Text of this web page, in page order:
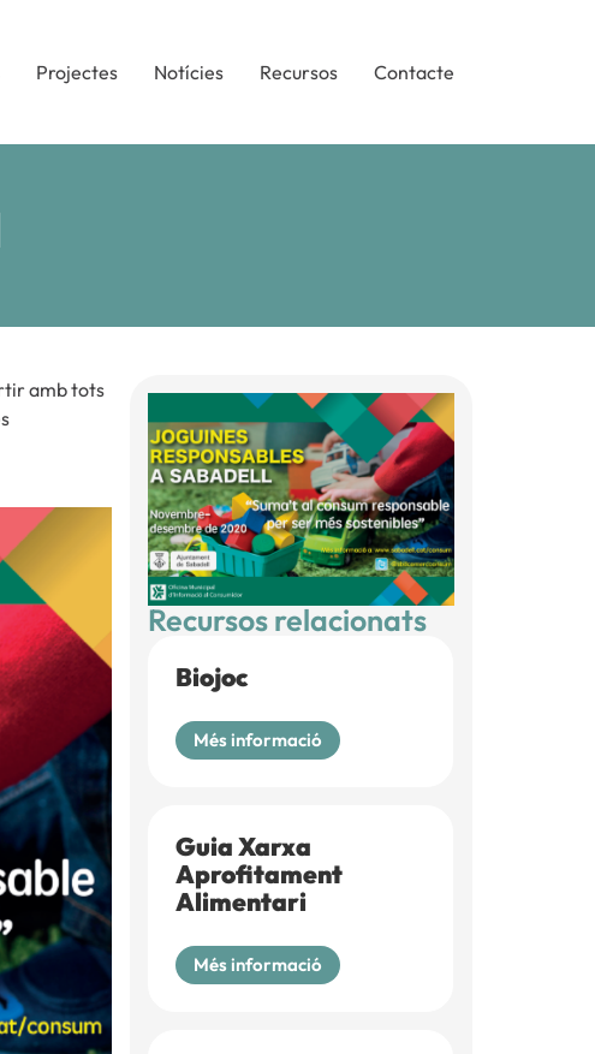
Projectes Notícies Recursos Contacte
Recursos relacionats
Biojoc
Més informació
Guia Xarxa
Aprofitament
Alimentari
Més informació
amb tots